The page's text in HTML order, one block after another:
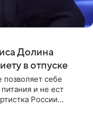
Долина
в отпуске
себе
и не ест
России